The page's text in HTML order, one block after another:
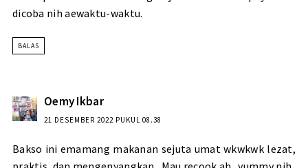
dicoba nih aewaktu-waktu.
BALAS
Oemy Ikbar
21 DESEMBER 2022 PUKUL 08.38
Bakso ini emamang makanan sejuta umat wkwkwk lezat,